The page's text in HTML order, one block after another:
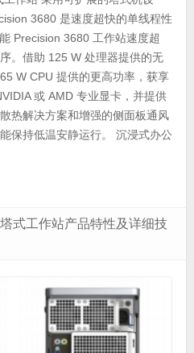
3680 是速度超快的单线程性
Precision 3680 工作站速度超
。借助 125 W 处理器提供的无
W CPU 提供的更高功率，获享
或 AMD 专业显卡，并提供
热解决方案和增强的侧面板通风
保持低温安静运行。 沉浸式办公
式工作站产品特性及详细技